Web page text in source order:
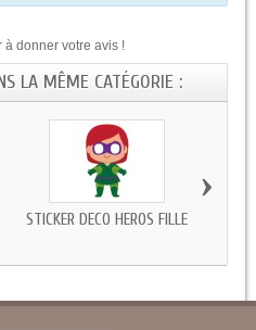
à donner votre avis !
LA MÊME CATÉGORIE :
STICKER DECO HÉROS FILLE
›